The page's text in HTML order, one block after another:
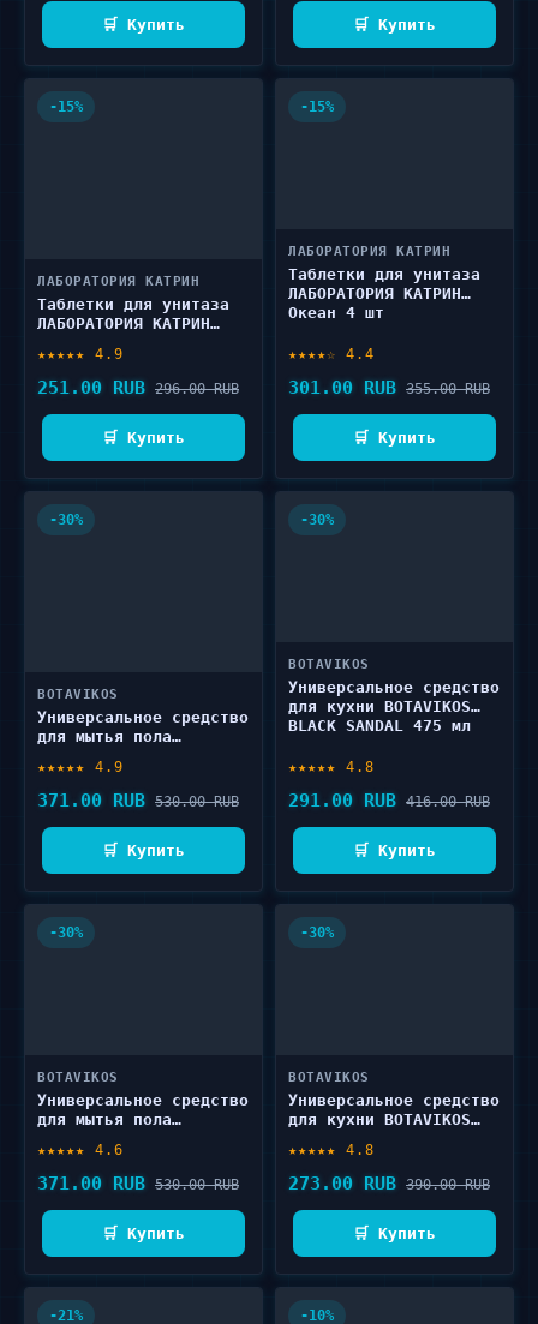
🛒 Купить 🛒 Купить
-15%
ЛАБОРАТОРИЯ КАТРИН
Таблетки для унитаза
ЛАБОРАТОРИЯ КАТРИН
★★★★★ 4.9
251.00 RUB 296.00 RUB
🛒 Купить
-15%
ЛАБОРАТОРИЯ КАТРИН
Таблетки для унитаза
ЛАБОРАТОРИЯ КАТРИН
Океан 4 шт
★★★★☆ 4.4
301.00 RUB 355.00 RUB
🛒 Купить
-30%
BOTAVIKOS
Универсальное средство
для мытья пола
LEMONGRASS 1000 мл
★★★★★ 4.9
371.00 RUB 530.00 RUB
🛒 Купить
-30%
BOTAVIKOS
Универсальное средство
для кухни BOTAVIKOS
BLACK SANDAL 475 мл
★★★★★ 4.8
291.00 RUB 416.00 RUB
🛒 Купить
-30%
BOTAVIKOS
Универсальное средство
для мытья пола
1000 мл
★★★★★ 4.6
371.00 RUB 530.00 RUB
🛒 Купить
-30%
BOTAVIKOS
Универсальное средство
для кухни BOTAVIKOS
★★★★★ 4.8
273.00 RUB 390.00 RUB
🛒 Купить
-21% -10%